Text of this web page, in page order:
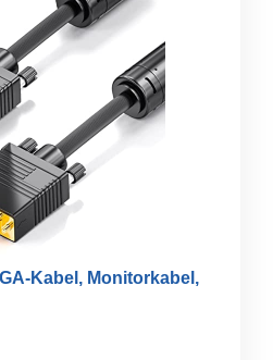
Kabel, Monitorkabel,